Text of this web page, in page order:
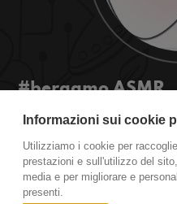
#bergamo ASMR
E toi t'aime bien le
Ti è piaciuto?
Informazioni sui cookie
Utilizziamo i cookie per
prestazioni e sull'utilizzo del
media e per migliorare e
presenti.